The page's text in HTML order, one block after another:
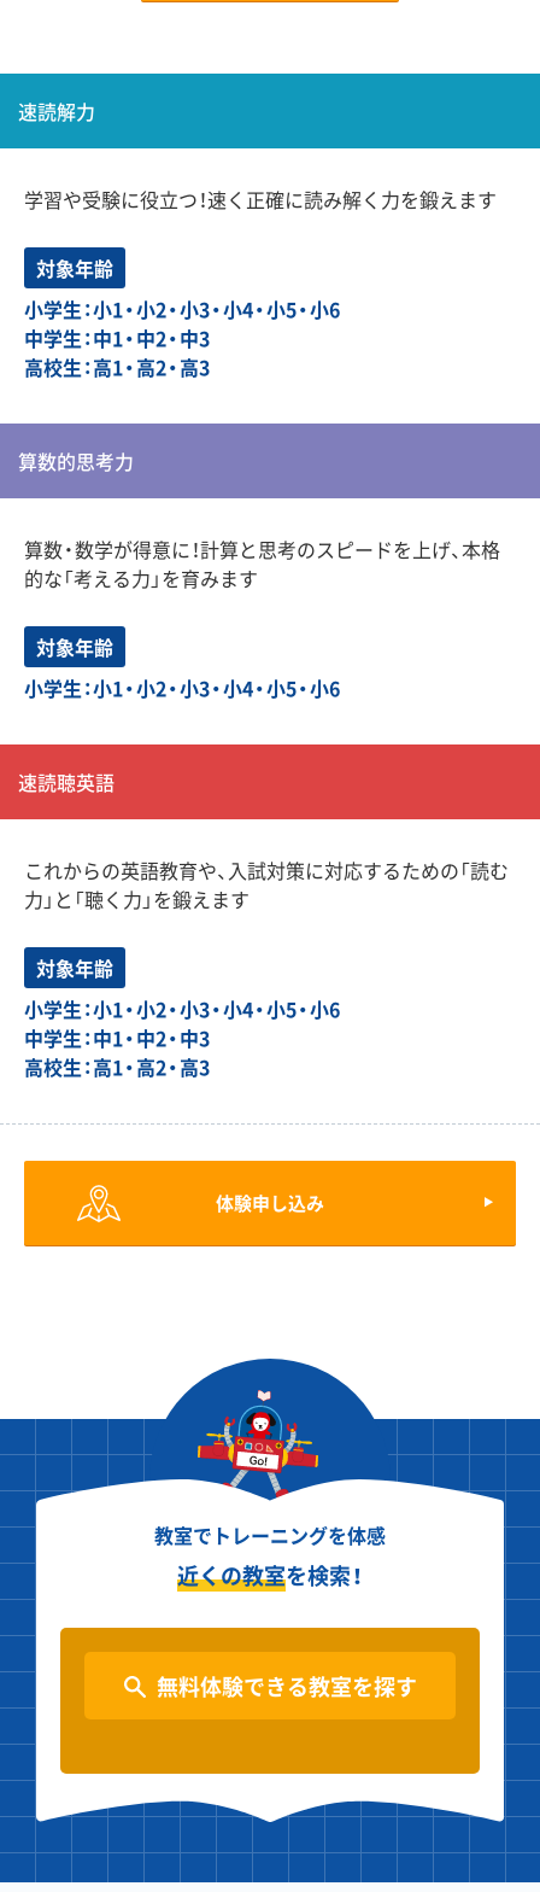
速読解力
学習や受験に役立つ！速く正確に読み解く力を鍛えます
対象年齢
小学生：小1・小2・小3・小4・小5・小6
中学生：中1・中2・中3
高校生：高1・高2・高3
算数的思考力
算数・数学が得意に！計算と思考のスピードを上げ、本格
的な「考える力」を育みます
対象年齢
小学生：小1・小2・小3・小4・小5・小6
速読聴英語
これからの英語教育や、入試対策に対応するための「読む
力」と「聴く力」を鍛えます
対象年齢
小学生：小1・小2・小3・小4・小5・小6
中学生：中1・中2・中3
高校生：高1・高2・高3
体験申し込み
教室でトレーニングを体感
近くの教室を検索！
無料体験できる教室を探す